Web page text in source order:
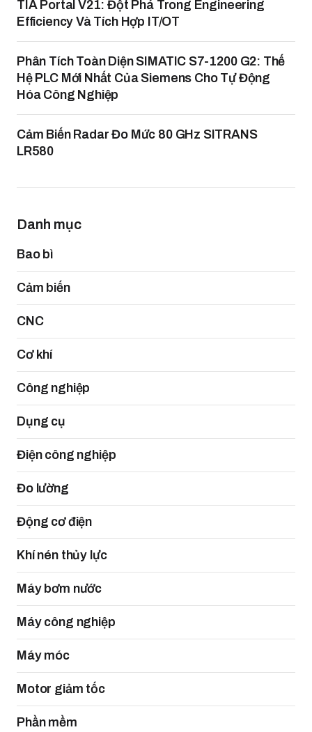
TIA Portal V21: Đột Phá Trong Engineering
Efficiency Và Tích Hợp IT/OT
Phân Tích Toàn Diện SIMATIC S7-1200 G2: Thế
Hệ PLC Mới Nhất Của Siemens Cho Tự Động
Hóa Công Nghiệp
Cảm Biến Radar Đo Mức 80 GHz SITRANS
LR580
Danh mục
Bao bì
Cảm biến
CNC
Cơ khí
Công nghiệp
Dụng cụ
Điện công nghiệp
Đo lường
Động cơ điện
Khí nén thủy lực
Máy bơm nước
Máy công nghiệp
Máy móc
Motor giảm tốc
Phần mềm